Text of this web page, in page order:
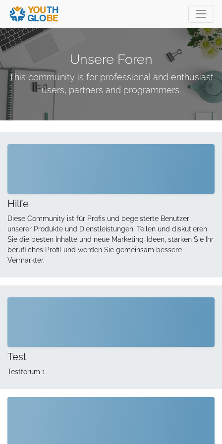
Unsere Foren
This community is for professional and enthusiast
users, partners and programmers.
Hilfe
Diese Community ist für Profis und begeisterte Benutzer
unserer Produkte und Dienstleistungen. Teilen und diskutieren
Sie die besten Inhalte und neue Marketing-Ideen, stärken Sie Ihr
berufliches Profil und werden Sie gemeinsam bessere
Vermarkter.
Test
Testforum 1